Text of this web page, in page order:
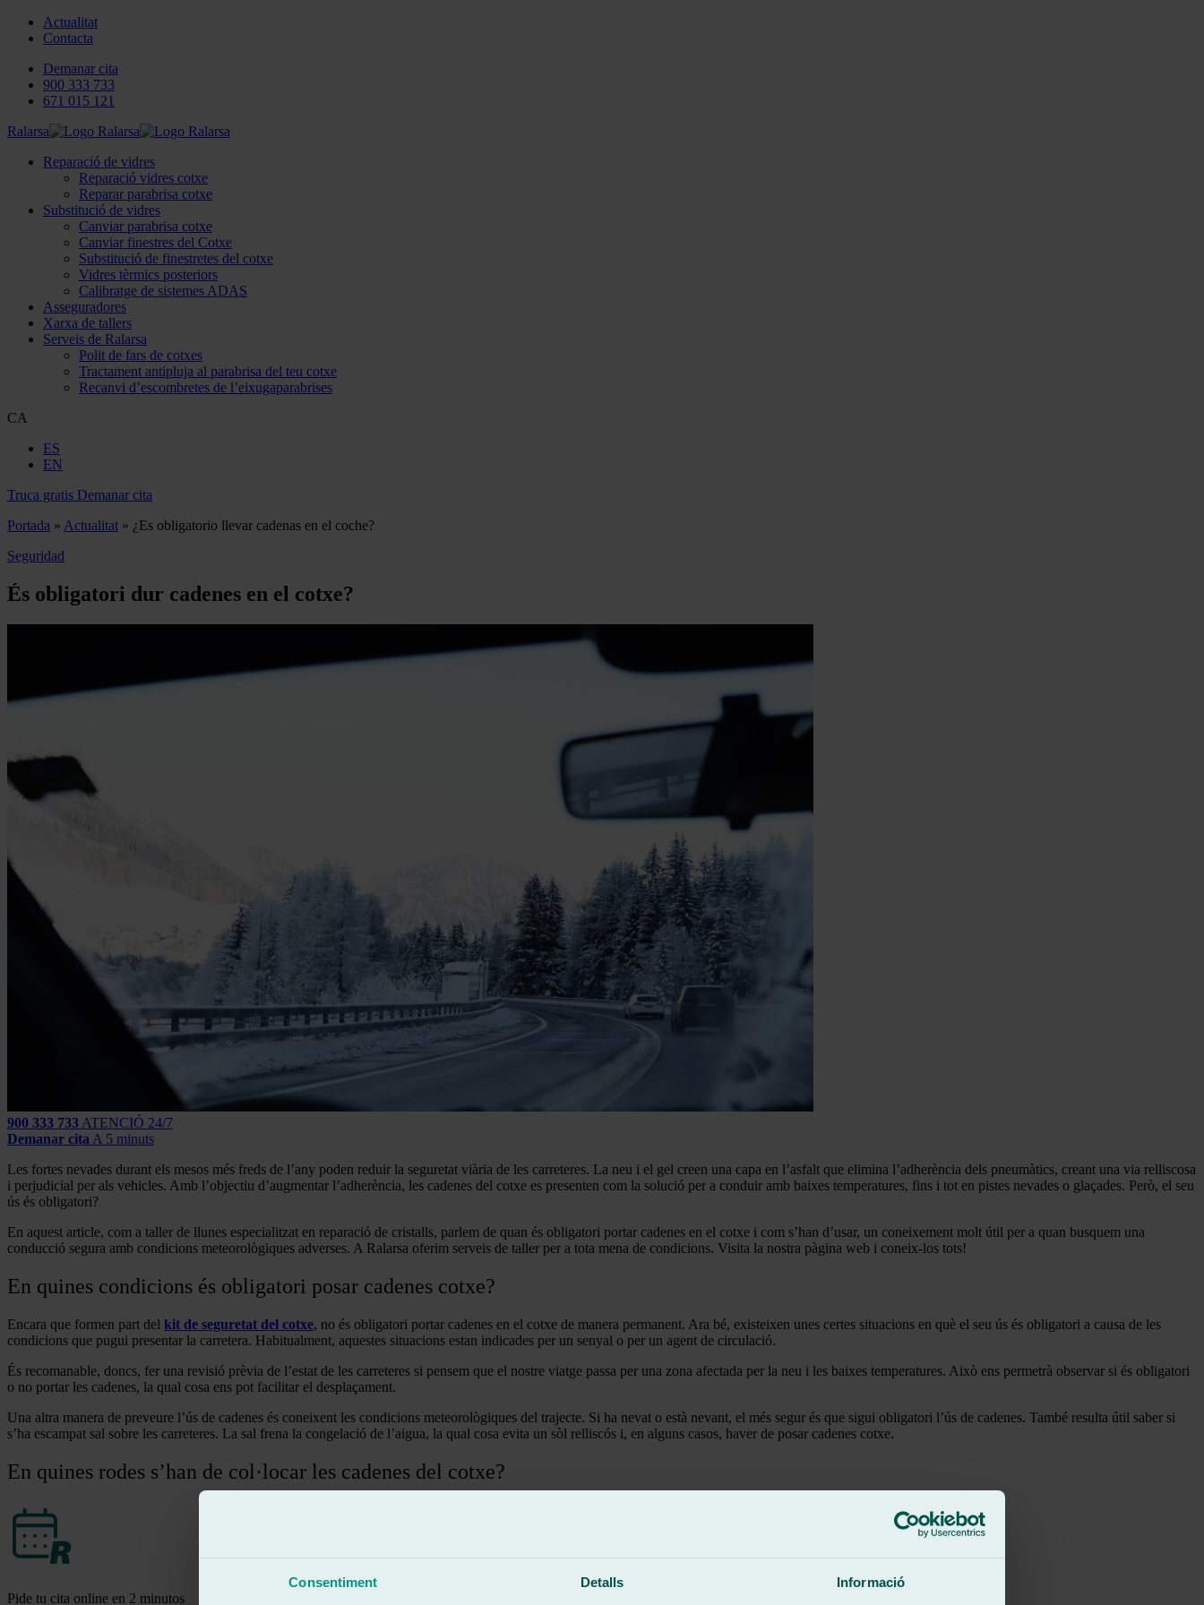
Consentiment Detalls Informació
Actualitat
Contacta
Demanar cita
900 333 733
671 015 121
Ralarsa
Reparació de vidres
Reparació vidres cotxe
Reparar parabrisa cotxe
Substitució de vidres
Canviar parabrisa cotxe
Canviar finestres del Cotxe
Substitució de finestretes del cotxe
Vidres tèrmics posteriors
Calibratge de sistemes ADAS
Asseguradores
Xarxa de tallers
Serveis de Ralarsa
Polit de fars de cotxes
Tractament antipluja al parabrisa del teu cotxe
Recanvi d’escombretes de l’eixugaparabrises
CA
ES
EN
Truca gratis Demanar cita
Portada » Actualitat » ¿Es obligatorio llevar cadenas en el coche?
Seguridad
És obligatori dur cadenes en el cotxe?
900 333 733 ATENCIÓ 24/7
Demanar cita A 5 minuts
Les fortes nevades durant els mesos més freds de l’any poden reduir la seguretat viària de les carreteres. La neu i el gel creen una capa en l’asfalt que elimina l’adherència dels pneumàtics, creant una via relliscosa
i perjudicial per als vehicles. Amb l’objectiu d’augmentar l’adherència, les cadenes del cotxe es presenten com la solució per a conduir amb baixes temperatures, fins i tot en pistes nevades o glaçades. Però, el seu
ús és obligatori?
En aquest article, com a taller de llunes especialitzat en reparació de cristalls, parlem de quan és obligatori portar cadenes en el cotxe i com s’han d’usar, un coneixement molt útil per a quan busquem una
conducció segura amb condicions meteorològiques adverses. A Ralarsa oferim serveis de taller per a tota mena de condicions. Visita la nostra pàgina web i coneix-los tots!
En quines condicions és obligatori posar cadenes cotxe?
Encara que formen part del kit de seguretat del cotxe, no és obligatori portar cadenes en el cotxe de manera permanent. Ara bé, existeixen unes certes situacions en què el seu ús és obligatori a causa de les
condicions que pugui presentar la carretera. Habitualment, aquestes situacions estan indicades per un senyal o per un agent de circulació.
És recomanable, doncs, fer una revisió prèvia de l’estat de les carreteres si pensem que el nostre viatge passa per una zona afectada per la neu i les baixes temperatures. Això ens permetrà observar si és obligatori
o no portar les cadenes, la qual cosa ens pot facilitar el desplaçament.
Una altra manera de preveure l’ús de cadenes és coneixent les condicions meteorològiques del trajecte. Si ha nevat o està nevant, el més segur és que sigui obligatori l’ús de cadenes. També resulta útil saber si
s’ha escampat sal sobre les carreteres. La sal frena la congelació de l’aigua, la qual cosa evita un sòl relliscós i, en alguns casos, haver de posar cadenes cotxe.
En quines rodes s’han de col·locar les cadenes del cotxe?
Pide tu cita online en 2 minutos